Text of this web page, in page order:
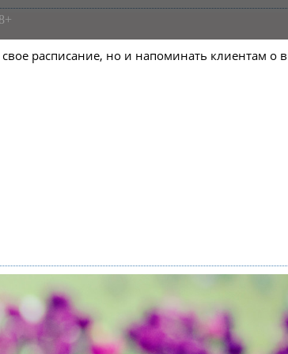
расписание, но и напоминать клиентам о